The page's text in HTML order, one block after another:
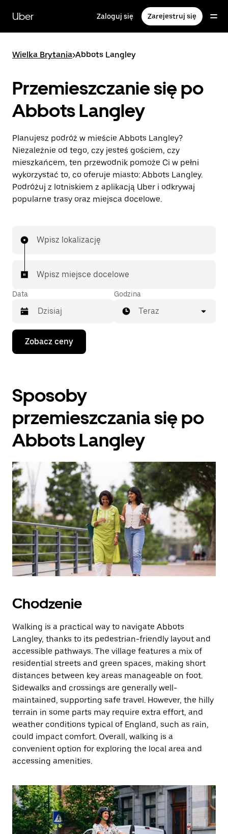
głównej
zawartości
Uber Zaloguj się Zarejestruj się
Wielka Brytania>Abbots Langley
Przemieszczanie się po
Abbots Langley
Planujesz podróż w mieście Abbots Langley?
Niezależnie od tego, czy jesteś gościem, czy
mieszkańcem, ten przewodnik pomoże Ci w pełni
wykorzystać to, co oferuje miasto: Abbots Langley.
Podróżuj z lotniskiem z aplikacją Uber i odkrywaj
popularne trasy oraz miejsca docelowe.
Wpisz lokalizację
Wpisz miejsce docelowe
Data
Naciśnij
klawisz
strzałki
do
kalendarza
datę.
Naciśnij
klawisz
„Escape”,
zamknąć
kalendarz.
Godzina
Teraz
Zobacz ceny
Sposoby
przemieszczania się po
Abbots Langley
Chodzenie
Walking is a practical way to navigate Abbots
Langley, thanks to its pedestrian-friendly layout and
accessible pathways. The village features a mix of
residential streets and green spaces, making short
distances between key areas manageable on foot.
Sidewalks and crossings are generally well-
maintained, supporting safe travel. However, the hilly
terrain in some parts may require extra effort, and
weather conditions typical of England, such as rain,
could impact comfort. Overall, walking is a
convenient option for exploring the local area and
accessing amenities.